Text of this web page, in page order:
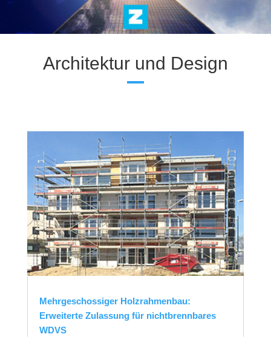
Architektur und Design
Mehrgeschossiger Holzrahmenbau:
Erweiterte Zulassung für nichtbrennbares
WDVS